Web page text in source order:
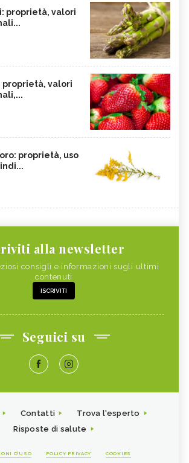
proprietà, valori
proprietà, valori
proprietà, uso
alla newsletter
consigli e informazioni sugli ultimi
contenuti
ISCRIVITI
Seguici su
Contatti
Trova l'esperto
Risposte di salute
D'USO POLICY PRIVACY COOKIES